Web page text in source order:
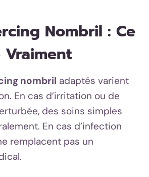
Nombril : Ce
nombril adaptés varient
En cas d’irritation ou de
des soins simples
En cas d’infection
remplacent pas un